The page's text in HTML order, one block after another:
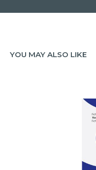
YOU MAY ALSO LIKE